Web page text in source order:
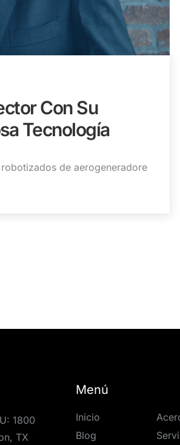
Con Su
Tecnología
de aerogeneradore
1800
TX
Menú
Inicio
Blog